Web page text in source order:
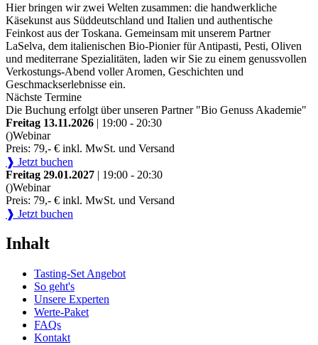
Hier bringen wir zwei Welten zusammen: die handwerkliche
Käsekunst aus Süddeutschland und Italien und authentische
Feinkost aus der Toskana. Gemeinsam mit unserem Partner
LaSelva, dem italienischen Bio-Pionier für Antipasti, Pesti, Oliven
und mediterrane Spezialitäten, laden wir Sie zu einem genussvollen
Verkostungs-Abend voller Aromen, Geschichten und
Geschmackserlebnisse ein.
Nächste Termine
Die Buchung erfolgt über unseren Partner "Bio Genuss Akademie"
Freitag 13.11.2026 | 19:00 - 20:30
()Webinar
Preis: 79,- € inkl. MwSt. und Versand
❱ Jetzt buchen
Freitag 29.01.2027 | 19:00 - 20:30
()Webinar
Preis: 79,- € inkl. MwSt. und Versand
❱ Jetzt buchen
Inhalt
Tasting-Set Angebot
So geht's
Unsere Experten
Werte-Paket
FAQs
Kontakt